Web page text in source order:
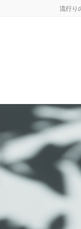
流行り